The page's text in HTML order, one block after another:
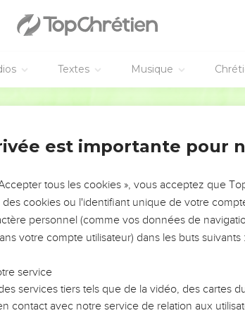
Textes Musique
L’ANNÉE !
?
leur foi ou leur vision. Mais on voit
alors même que ce sont
reviennent sur les erreurs
de sagesse afin que leurs erreurs
équipe, un groupe ou une famille,
est importante pour
tous les cookies », vous acceptez que
cookies ou l'identifiant unique de votre
personnel (comme vos données de
votre compte utilisateur) dans les buts suivants :
service
services tiers tels que de la vidéo, des cartes
contact avec notre service de relation aux